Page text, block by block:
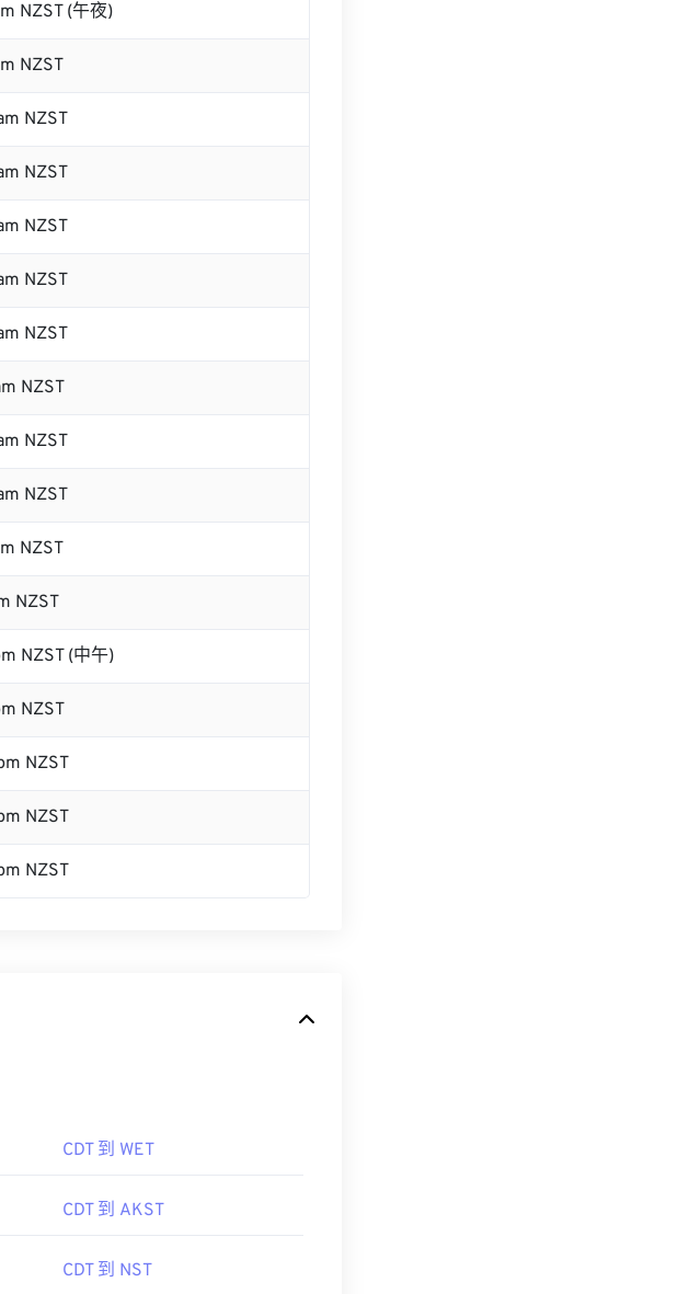
NZST (午夜)
NZST
NZST
NZST
NZST
NZST
NZST
NZST
NZST
NZST
NZST
NZST
NZST (中午)
NZST
NZST
NZST
NZST
CDT 到 WET
CDT 到 AKST
CDT 到 NST